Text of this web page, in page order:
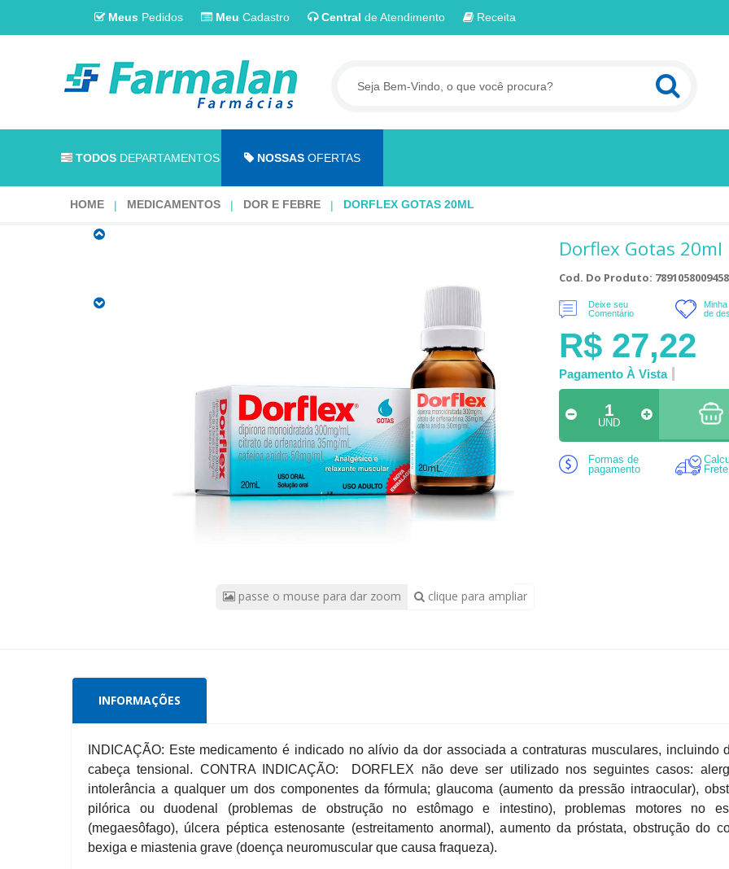
Meus Pedidos Meu Cadastro Central de Atendimento Receita
TODOS DEPARTAMENTOS NOSSAS OFERTAS
HOME MEDICAMENTOS DOR E FEBRE DORFLEX GOTAS 20ML
Dorflex
20ml
passe o mouse para dar zoom clique para ampliar
Dorflex Gotas 20ml
Cod. Do Produto:
Deixe seu
Comentário
de
R$ 27,22
Pagamento À Vista
UND
Formas de
pagamento
INFORMAÇÕES
INDICAÇÃO: Este medicamento é indicado no alívio da dor associada a contraturas musculares, incluindo
cabeça tensional. CONTRA INDICAÇÃO: DORFLEX não deve ser utilizado nos seguintes casos:
intolerância a qualquer um dos componentes da fórmula; glaucoma (aumento da pressão intraocular),
pilórica ou duodenal (problemas de obstrução no estômago e intestino), problemas motores no
(megaesôfago), úlcera péptica estenosante (estreitamento anormal), aumento da próstata, obstrução do
bexiga e miastenia grave (doença neuromuscular que causa fraqueza).